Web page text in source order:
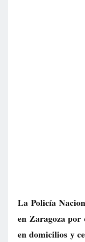
La Policía
en Zaragoza por
en domicilios y